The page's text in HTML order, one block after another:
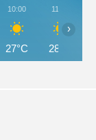
10:00
27°C
11:00
28°C
›